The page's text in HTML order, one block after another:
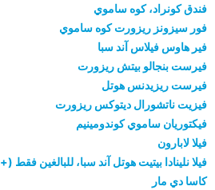
فندق كونراد، كوه ساموي
فور سيزونز ريزورت كوه ساموي
فير هاوس فيلاس آند سبا
فيرست بنجالو بيتش ريزورت
فيرست ريزيدنس هوتل
فيزيت ناتشورال ديتوكس ريزورت
فيكتوريان ساموي كوندومينيم
فيلا لابارون
فيلا نلينادا بيتيت هوتل آند سبا، للبالغين فقط (+12)
كاسا دي مار